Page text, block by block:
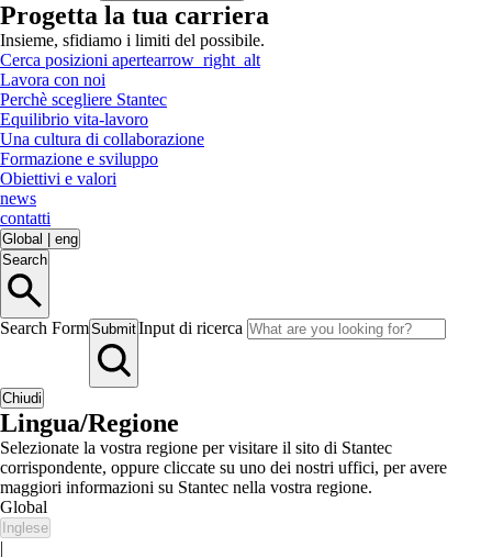
Progetta la tua carriera
Insieme, sfidiamo i limiti del possibile.
Cerca posizioni apertearrow_right_alt
Lavora con noi
Perchè scegliere Stantec
Equilibrio vita-lavoro
Una cultura di collaborazione
Formazione e sviluppo
Obiettivi e valori
news
contatti
Global
eng
Search
Search FormSubmitInput di ricerca
Chiudi
Lingua/Regione
Selezionate la vostra regione per visitare il sito di Stantec
corrispondente, oppure cliccate su uno dei nostri uffici, per avere
maggiori informazioni su Stantec nella vostra regione.
Global
Inglese
|